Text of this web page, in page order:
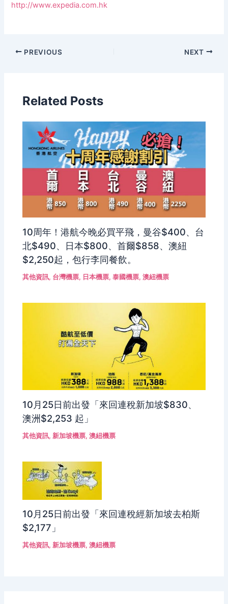
http://www.expedia.com.hk
PREVIOUS NEXT
Related Posts
10周年！港航今晚必買平飛，曼谷$400、台
北$490、日本$800、首爾$858、澳紐
$2,250起，包行李同餐飲。
其他資訊, 台灣機票, 日本機票,泰國機票,澳紐機票
10月25日前出發「來回連稅新加坡$830、
澳洲$2,253 起」
其他資訊,新加坡機票,澳紐機票
10月25日前出發「來回連稅經新加坡去柏斯
$2,177」
其他資訊,新加坡機票,澳紐機票